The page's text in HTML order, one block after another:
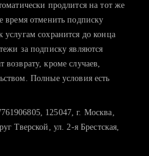
продлится на тот же
время отменить подписку
сохранится до конца
за подписку являются
кроме случаев,
Полные условия есть
125047, г. Москва,
Тверской, ул. 2-я Брестская,